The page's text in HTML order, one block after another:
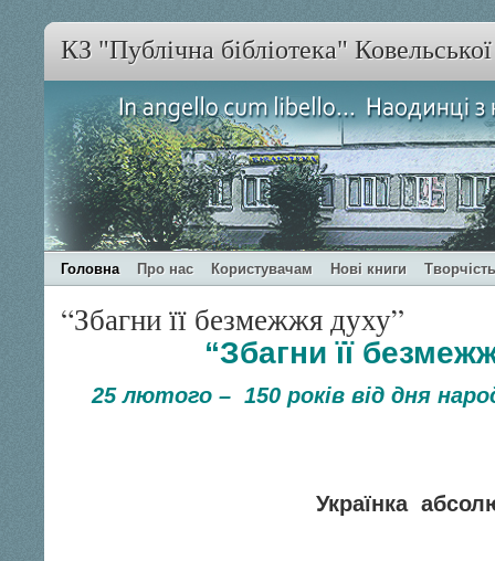
КЗ "Публічна бібліотека"
Головна Про нас Користувачам Нові книги
“Збагни її безмежжя духу”
“Збагни її
25 лютого – 150 років від дня
Українка